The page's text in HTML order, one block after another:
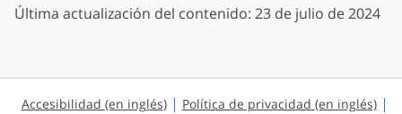
Última actualización del contenido: 23 de julio de 2024
Accesibilidad (en inglés)
Política de privacidad (en inglés)